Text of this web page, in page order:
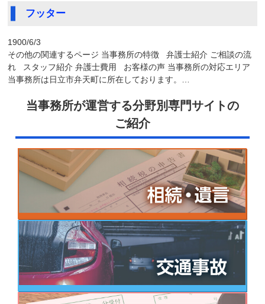
フッター
1900/6/3
その他の関連するページ 当事務所の特徴 弁護士紹介 ご相談の流
れ スタッフ紹介 弁護士費用 お客様の声 当事務所の対応エリア
当事務所は日立市弁天町に所在しております。…
当事務所が運営する分野別専門サイトの
ご紹介